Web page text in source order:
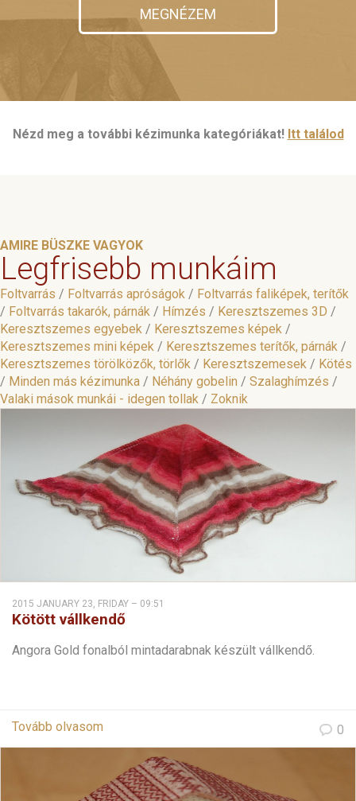
MEGNÉZEM
Nézd meg a további kézimunka kategóriákat! Itt találod
AMIRE BÜSZKE VAGYOK
Legfrisebb munkáim
Foltvarrás / Foltvarrás apróságok / Foltvarrás faliképek, terítők
/ Foltvarrás takarók, párnák / Hímzés / Keresztszemes 3D /
Keresztszemes egyebek / Keresztszemes képek /
Keresztszemes mini képek / Keresztszemes terítők, párnák /
Keresztszemes törölközők, törlők / Keresztszemesek / Kötés
/ Minden más kézimunka / Néhány gobelin / Szalaghímzés /
Valaki mások munkái - idegen tollak / Zoknik
2015 JANUARY 23, FRIDAY – 09:51
Kötött vállkendő
Angora Gold fonalból mintadarabnak készült vállkendő.
Tovább olvasom 0